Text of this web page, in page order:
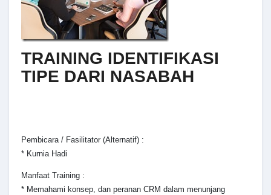
TRAINING IDENTIFIKASI
TIPE DARI NASABAH
Pembicara / Fasilitator (Alternatif) :
* Kurnia Hadi
Manfaat Training :
* Memahami konsep, dan peranan CRM dalam menunjang